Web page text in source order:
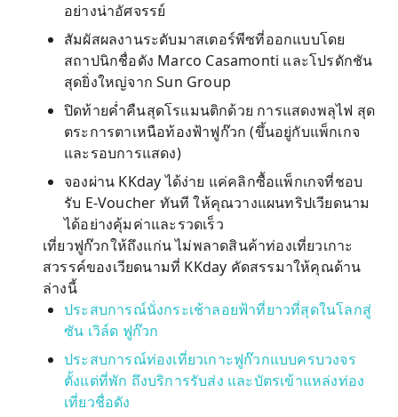
อย่างน่าอัศจรรย์
สัมผัสผลงานระดับมาสเตอร์พีซที่ออกแบบโดย
สถาปนิกชื่อดัง Marco Casamonti และโปรดักชัน
สุดยิ่งใหญ่จาก Sun Group
ปิดท้ายค่ำคืนสุดโรแมนติกด้วย การแสดงพลุไฟ สุด
ตระการตาเหนือท้องฟ้าฟูก๊วก (ขึ้นอยู่กับแพ็กเกจ
และรอบการแสดง)
จองผ่าน KKday ได้ง่าย แค่คลิกซื้อแพ็กเกจที่ชอบ
รับ E-Voucher ทันที ให้คุณวางแผนทริปเวียดนาม
ได้อย่างคุ้มค่าและรวดเร็ว
เที่ยวฟูก๊วกให้ถึงแก่น ไม่พลาดสินค้าท่องเที่ยวเกาะ
สวรรค์ของเวียดนามที่ KKday คัดสรรมาให้คุณด้าน
ล่างนี้
ประสบการณ์นั่งกระเช้าลอยฟ้าที่ยาวที่สุดในโลกสู่
ซัน เวิล์ด ฟูก๊วก
ประสบการณ์ท่องเที่ยวเกาะฟูก๊วกแบบครบวงจร
ตั้งแต่ที่พัก ถึงบริการรับส่ง และบัตรเข้าแหล่งท่อง
เที่ยวชื่อดัง